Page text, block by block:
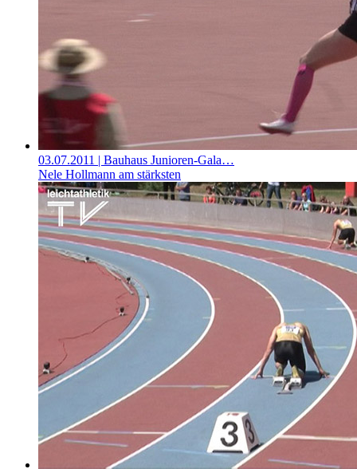
03.07.2011 | Bauhaus Junioren-Gala…
Nele Hollmann am stärksten